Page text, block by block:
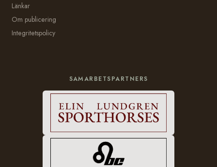
Länkar
Om publicering
Integritetspolicy
SAMARBETSPARTNERS